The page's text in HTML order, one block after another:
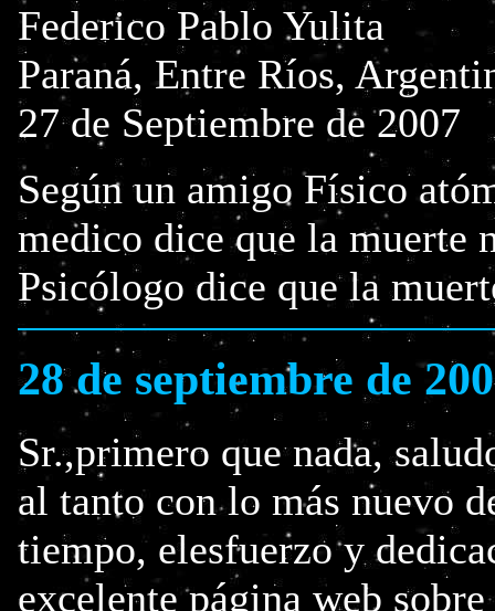
Federico Pablo Yulita
Paraná, Entre Ríos,
27 de Septiembre de 2007
Según un amigo Físico
medico dice que la muerte
Psicólogo dice que la
28 de septiembre de
Sr.,primero que nada,
al tanto con lo más nuevo
tiempo, elesfuerzo y
excelente página web